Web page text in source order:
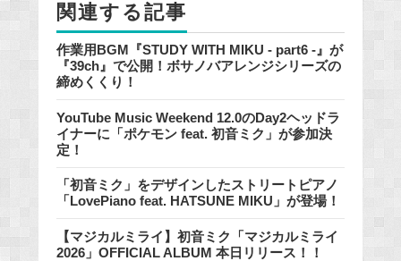
関連する記事
作業用BGM『STUDY WITH MIKU - part6 -』が
『39ch』で公開！ボサノバアレンジシリーズの
締めくくり！
YouTube Music Weekend 12.0のDay2ヘッドラ
イナーに「ポケモン feat. 初音ミク」が参加決
定！
「初音ミク」をデザインしたストリートピアノ
「LovePiano feat. HATSUNE MIKU」が登場！
【マジカルミライ】初音ミク「マジカルミライ
2026」OFFICIAL ALBUM 本日リリース！！